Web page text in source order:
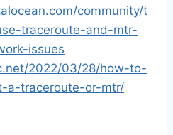
community/t
traceroute-and-mtr-
issues
2022/03/28/how-to-
a-traceroute-or-mtr/